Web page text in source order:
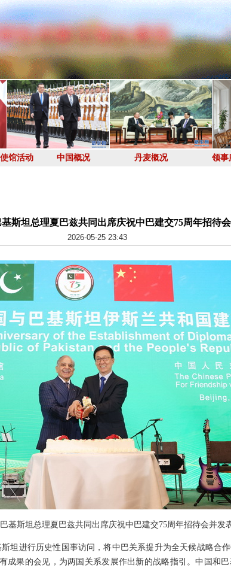
馆活动 中国概况 丹麦概况 领事
斯坦总理夏巴兹共同出席庆祝中巴建交75周年招待会
2026-05-25 23:43
基斯坦总理夏巴兹共同出席庆祝中巴建交75周年招待会并发
坦进行历史性国事访问，将中巴关系提升为全天候战略合
成果的会见，为两国关系发展作出新的战略指引。中国和